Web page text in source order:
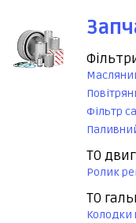
Фільтр
ТО
Ролик
ТО
Колодки